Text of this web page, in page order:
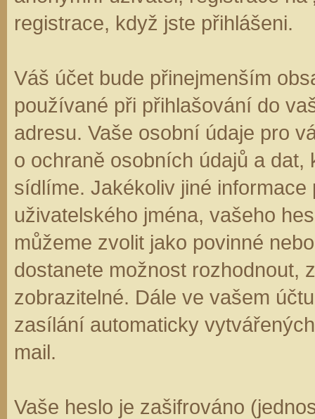
registrace, když jste přihlášeni.
Váš účet bude přinejmenším
používané při přihlašování do
adresu. Vaše osobní údaje pro
o ochraně osobních údajů a
sídlíme. Jakékoliv jiné informace
uživatelského jména, vašeho
můžeme zvolit jako povinné
dostanete možnost rozhodnout,
zobrazitelné. Dále ve vašem
zasílání automaticky
mail.
Vaše heslo je zašifrováno